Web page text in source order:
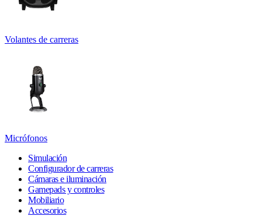
Volantes de carreras
Micrófonos
Simulación
Configurador de carreras
Cámaras e iluminación
Gamepads y controles
Mobiliario
Accesorios